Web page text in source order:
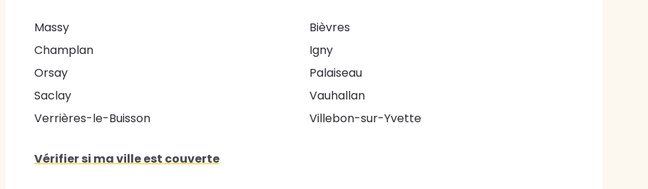
Massy
Bièvres
Champlan
Igny
Orsay
Palaiseau
Saclay
Vauhallan
Verrières-le-Buisson
Villebon-sur-Yvette
Vérifier si ma ville est couverte